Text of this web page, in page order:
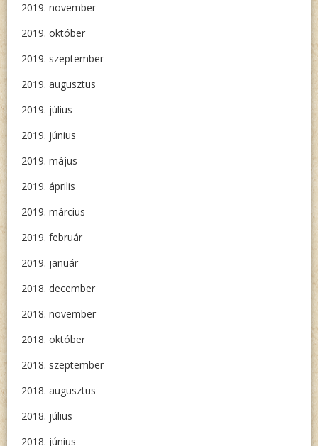
2019. november
2019. október
2019. szeptember
2019. augusztus
2019. július
2019. június
2019. május
2019. április
2019. március
2019. február
2019. január
2018. december
2018. november
2018. október
2018. szeptember
2018. augusztus
2018. július
2018. június